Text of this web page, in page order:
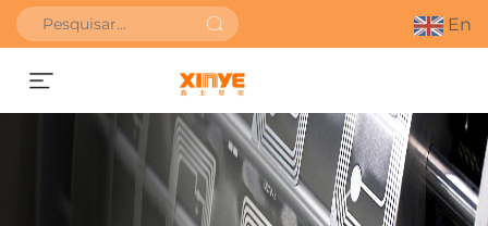
En
SOLICITAR ORÇAMENTO